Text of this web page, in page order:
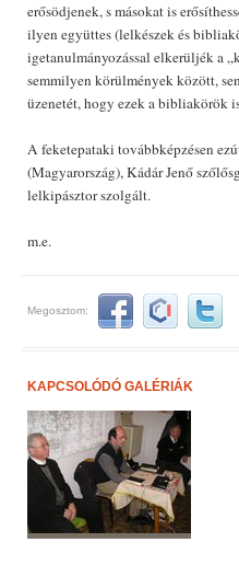
erősödjenek, s másokat is
ilyen együttes (lelkészek és
igetanulmányozással elkerüljék a
semmilyen körülmények között,
üzenetét, hogy ezek a bibliakörök
A feketepataki továbbképzésen
(Magyarország), Kádár Jenő
lelkipásztor szolgált.
m.e.
Megosztom:
KAPCSOLÓDÓ GALÉRIÁK